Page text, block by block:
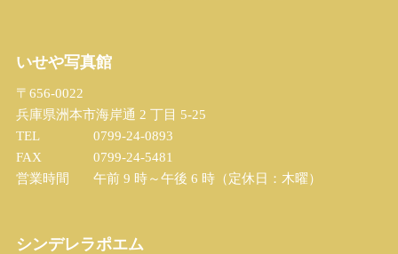
いせや写真館
〒656-0022
兵庫県洲本市海岸通 2 丁目 5-25
TEL
0799-24-0893
FAX
0799-24-5481
営業時間
午前 9 時～午後 6 時（定休日：木曜）
シンデレラポエム